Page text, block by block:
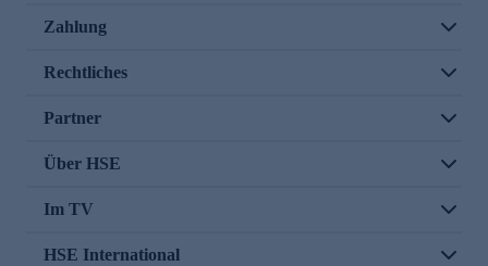
Zahlung
Rechtliches
Partner
Über HSE
Im TV
HSE International